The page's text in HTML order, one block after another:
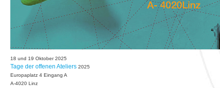
18 und 19 Oktober 2025
Tage der offenen Ateliers 2025
Europaplatz 4 Eingang A
A-4020 Linz